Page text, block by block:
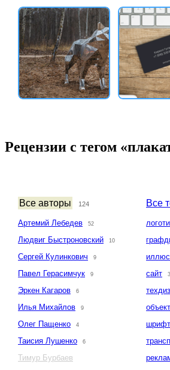
Рецензии с тегом
Все авторы 124
Артемий Лебедев 52
Людвиг Быстроновский 10
Сергей Кулинкович 9
Павел Герасимчук 9
Эркен Кагаров 6
Илья Михайлов 9
Олег Пащенко 4
Таисия Лушенко 6
Тимур Бурбаев
Все
сайт
объект
шрифт